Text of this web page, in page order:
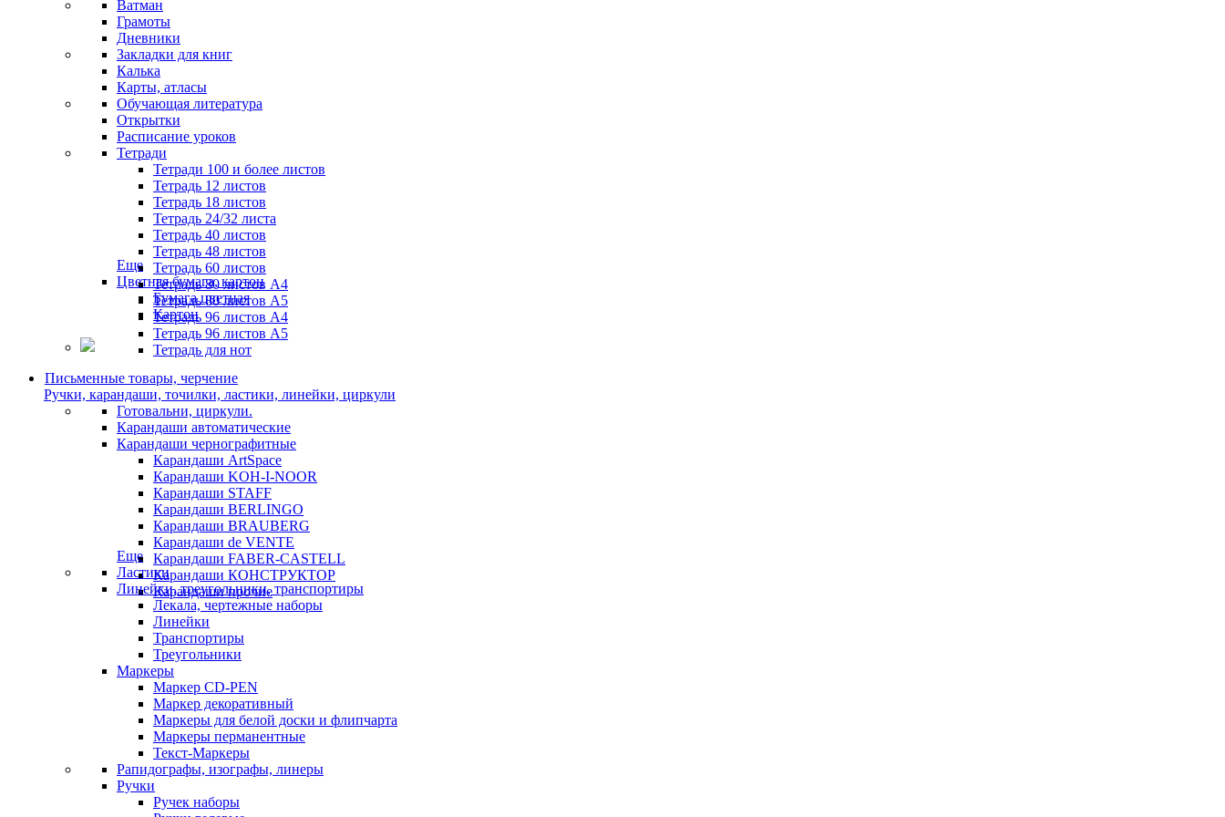
Ватман
Грамоты
Дневники
Закладки для книг
Калька
Карты, атласы
Обучающая литература
Открытки
Расписание уроков
Тетради
Тетради 100 и более листов
Тетрадь 12 листов
Тетрадь 18 листов
Тетрадь 24/32 листа
Тетрадь 40 листов
Тетрадь 48 листов
Тетрадь 60 листов
Тетрадь 80 листов А4
Тетрадь 80 листов А5
Тетрадь 96 листов А4
Тетрадь 96 листов А5
Тетрадь для нот
Еще
Цветная бумага, картон
Бумага цветная
Картон
Письменные товары, черчение
Ручки, карандаши, точилки, ластики, линейки, циркули
Готовальни, циркули.
Карандаши автоматические
Карандаши чернографитные
Карандаши ArtSpace
Карандаши KOH-I-NOOR
Карандаши STAFF
Карандаши BERLINGO
Карандаши BRAUBERG
Карандаши de VENTE
Карандаши FABER-CASTELL
Карандаши КОНСТРУКТОР
Карандаши прочие
Еще
Ластики
Линейки, треугольники, транспортиры
Лекала, чертежные наборы
Линейки
Транспортиры
Треугольники
Маркеры
Маркер CD-PEN
Маркер декоративный
Маркеры для белой доски и флипчарта
Маркеры перманентные
Текст-Маркеры
Рапидографы, изографы, линеры
Ручки
Ручек наборы